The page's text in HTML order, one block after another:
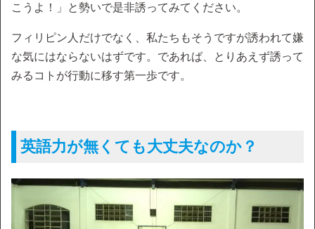
こうよ！」と勢いで是非誘ってみてください。
フィリピン人だけでなく、私たちもそうですが誘われて嫌
な気にはならないはずです。であれば、とりあえず誘って
みるコトが行動に移す第一歩です。
英語力が無くても大丈夫なのか？